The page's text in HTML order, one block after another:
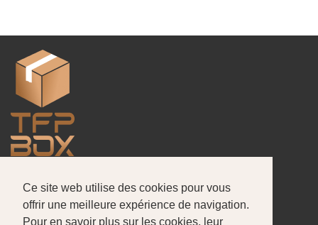
Ce site web utilise des cookies pour vous
offrir une meilleure expérience de navigation.
Pour en savoir plus sur les cookies, leur
À propos de nous Produits Portefeuille